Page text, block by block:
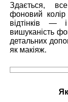
Здається,
фоновий
відтінків —
вишуканість
детальних
як макіяж.